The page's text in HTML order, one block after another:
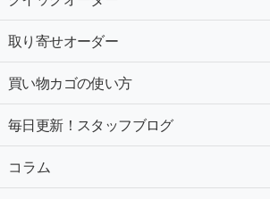
取り寄せオーダー
買い物カゴの使い方
毎日更新！スタッフブログ
コラム